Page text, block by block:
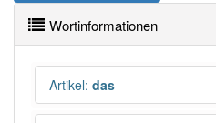
Wortinformationen
Artikel: das